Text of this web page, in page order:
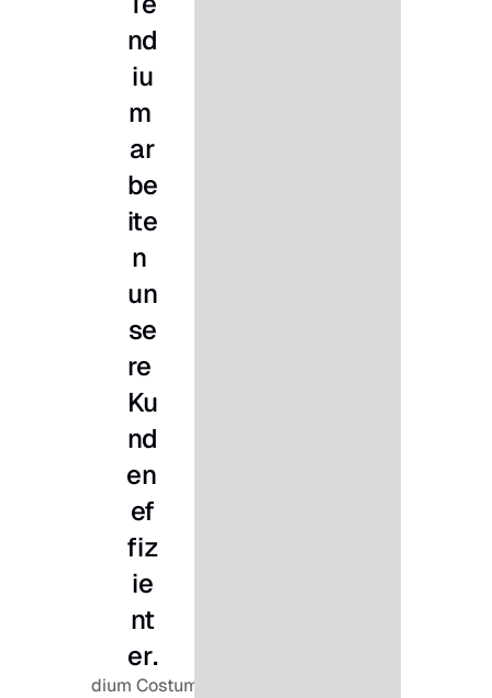
nd
iu
m
ar
be
ite
n
un
se
re
Ku
nd
en
ef
fiz
ie
nt
er.
Tendium Costumers